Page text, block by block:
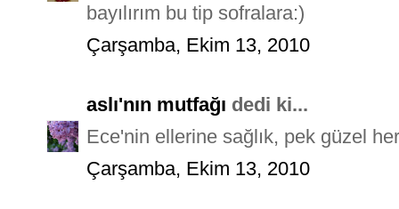
bayılırım bu tip sofralara:)
Çarşamba, Ekim 13, 2010
aslı'nın mutfağı dedi ki...
Ece'nin ellerine sağlık, pek güzel
Çarşamba, Ekim 13, 2010